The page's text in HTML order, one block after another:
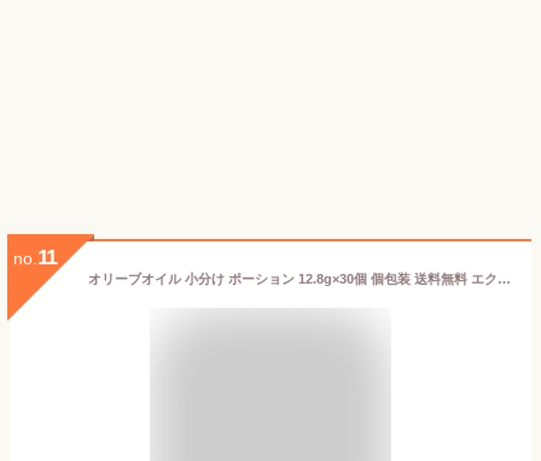
no. 11
オリーブオイル 小分け ポーション 12.8g×30個 個包装 送料無料 エクストラバージンオリーブオイル 調味料 詰め合わせ 使い切り 常温保存 お弁当 キャンプ アウトドア BBQ ストック 景品 ギフト プレゼント ドレッシング 家庭用 業務用 イタリア産 オイルセット